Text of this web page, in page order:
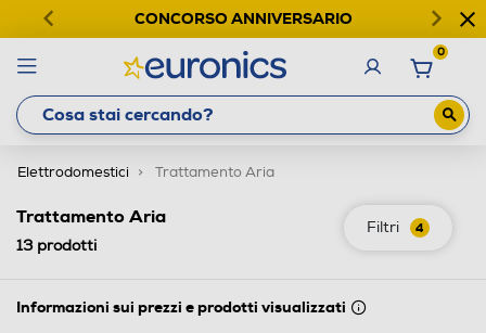
CONCORSO ANNIVERSARIO
0
Elettrodomestici Trattamento Aria
Filtri 4
Trattamento Aria
13prodotti
Informazioni sui prezzi e prodotti visualizzati